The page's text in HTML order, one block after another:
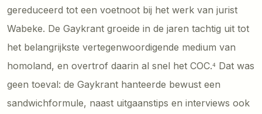
gereduceerd tot een voetnoot bij het werk van jurist
Wabeke. De Gaykrant groeide in de jaren tachtig uit tot
het belangrijkste vertegenwoordigende medium van
homoland, en overtrof daarin al snel het COC.⁴ Dat was
geen toeval: de Gaykrant hanteerde bewust een
sandwichformule, naast uitgaanstips en interviews ook